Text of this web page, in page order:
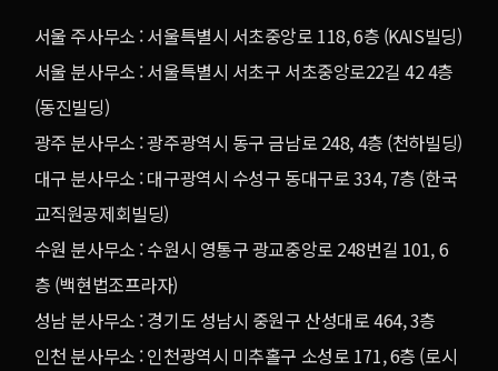
서울 주사무소 : 서울특별시 서초중앙로 118, 6층 (KAIS빌딩)
서울 분사무소 : 서울특별시 서초구 서초중앙로22길 42 4층
(동진빌딩)
광주 분사무소 : 광주광역시 동구 금남로 248, 4층 (천하빌딩)
대구 분사무소 : 대구광역시 수성구 동대구로 334, 7층 (한국
교직원공제회빌딩)
수원 분사무소 : 수원시 영통구 광교중앙로 248번길 101, 6
층 (백현법조프라자)
성남 분사무소 : 경기도 성남시 중원구 산성대로 464, 3층
인천 분사무소 : 인천광역시 미추홀구 소성로 171, 6층 (로시